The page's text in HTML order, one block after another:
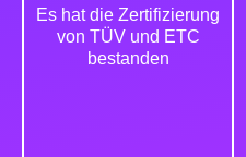
Es hat die Zertifizierung
von TÜV und ETC
bestanden